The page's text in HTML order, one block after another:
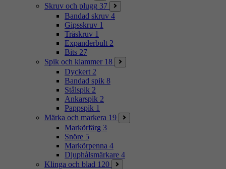
Skruv och plugg 37
Bandad skruv 4
Gipsskruv 1
Träskruv 1
Expanderbult 2
Bits 27
Spik och klammer 18
Dyckert 2
Bandad spik 8
Stålspik 2
Ankarspik 2
Pappspik 1
Märka och markera 19
Markörfärg 3
Snöre 5
Markörpenna 4
Djuphålsmärkare 4
Klinga och blad 120